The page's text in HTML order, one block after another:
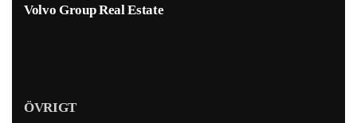
Volvo Group Real Estate
ÖVRIGT